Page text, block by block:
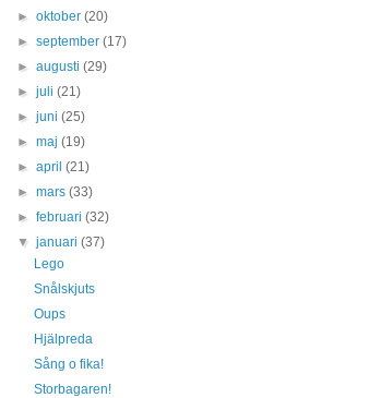
►oktober(20)
►september(17)
►augusti(29)
►juli(21)
►juni(25)
►maj(19)
►april(21)
►mars(33)
►februari(32)
▼januari(37)
Lego
Snålskjuts
Oups
Hjälpreda
Sång o fika!
Storbagaren!